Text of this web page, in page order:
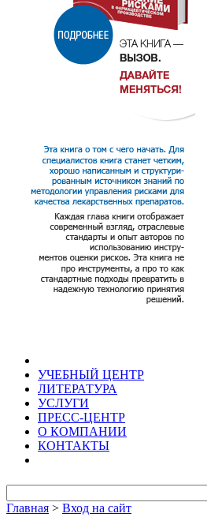
УЧЕБНЫЙ ЦЕНТР
ЛИТЕРАТУРА
УСЛУГИ
ПРЕСС-ЦЕНТР
О КОМПАНИИ
КОНТАКТЫ
Главная > Вход на сайт